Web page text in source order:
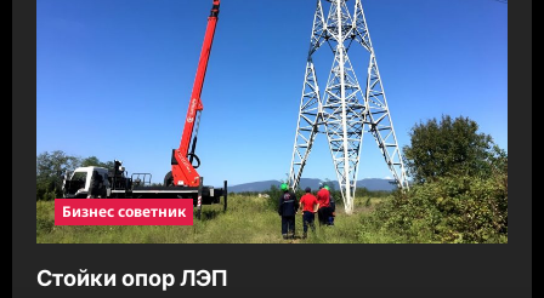
Бизнес советник
Стойки опор ЛЭП